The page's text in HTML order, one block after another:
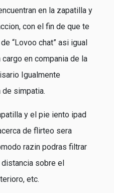
en la zapatilla y
con el fin de que te
“Lovoo chat” asi­ igual
en compania de la
Igualmente
de simpatia.
y el pie iento ipad
de flirteo sera
razin podras filtrar
sobre el
etc.